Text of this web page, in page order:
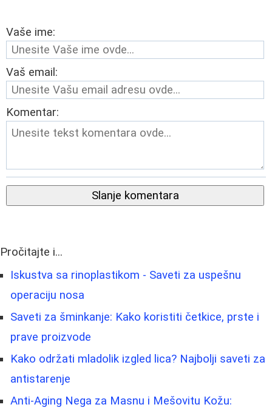
Vaše ime:
Vaš email:
Komentar:
Slanje komentara
Pročitajte i...
Iskustva sa rinoplastikom - Saveti za uspešnu
operaciju nosa
Saveti za šminkanje: Kako koristiti četkice, prste i
prave proizvode
Kako održati mladolik izgled lica? Najbolji saveti za
antistarenje
Anti-Aging Nega za Masnu i Mešovitu Kožu: